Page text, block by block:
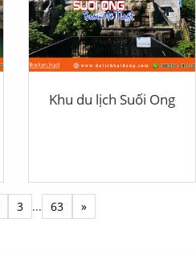
Khu du lịch Suối Ong
3 ... 63 »